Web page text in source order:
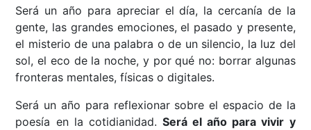
Será un año para apreciar el día, la cercanía de la
gente, las grandes emociones, el pasado y presente,
el misterio de una palabra o de un silencio, la luz del
sol, el eco de la noche, y por qué no: borrar algunas
fronteras mentales, físicas o digitales.
Será un año para reflexionar sobre el espacio de la
poesía en la cotidianidad. Será el año para vivir y